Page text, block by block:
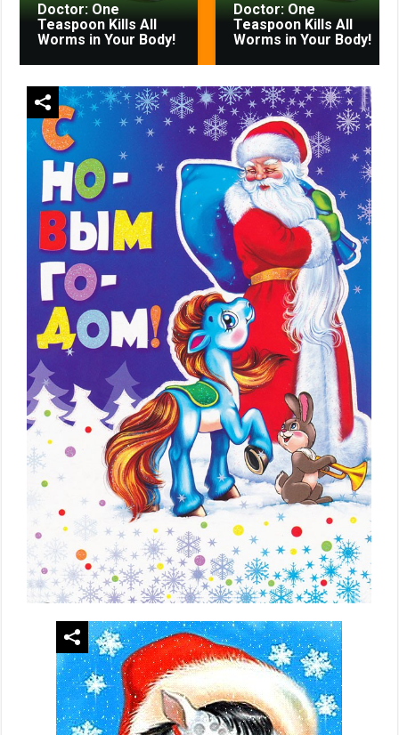
Doctor: One
Teaspoon Kills All
Worms in Your Body!
Doctor: One
Teaspoon Kills All
Worms in Your Body!